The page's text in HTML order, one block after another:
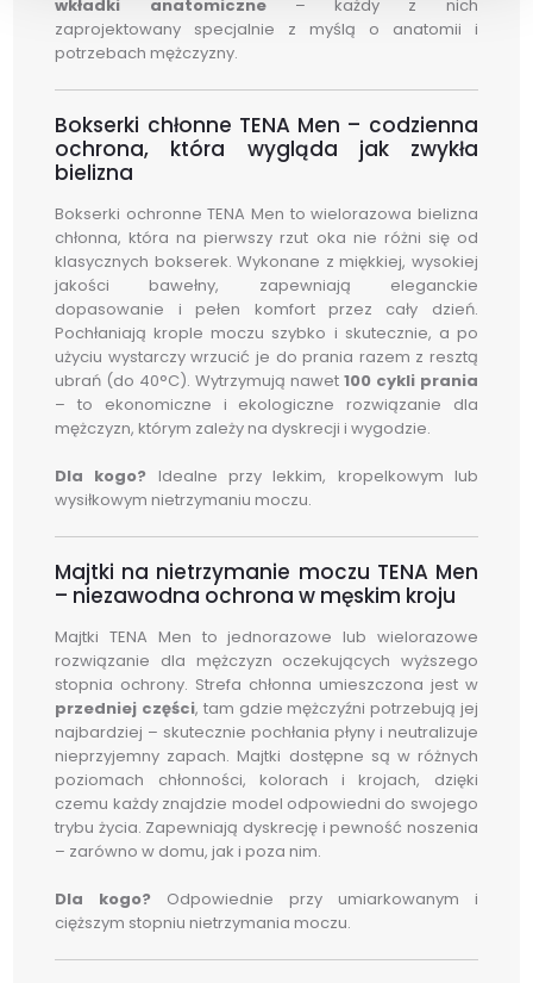
wkładki anatomiczne– każdy z nich
zaprojektowany specjalnie z myślą o anatomii i
potrzebach mężczyzny.
Bokserki chłonne TENA Men – codzienna
ochrona, która wygląda jak zwykła
bielizna
Bokserki ochronne TENA Men to wielorazowa bielizna
chłonna, która na pierwszy rzut oka nie różni się od
klasycznych bokserek. Wykonane z miękkiej, wysokiej
jakości bawełny, zapewniają eleganckie
dopasowanie i pełen komfort przez cały dzień.
Pochłaniają krople moczu szybko i skutecznie, a po
użyciu wystarczy wrzucić je do prania razem z resztą
ubrań (do 40°C). Wytrzymują nawet 100 cykli prania
– to ekonomiczne i ekologiczne rozwiązanie dla
mężczyzn, którym zależy na dyskrecji i wygodzie.
Dla kogo? Idealne przy lekkim, kropelkowym lub
wysiłkowym nietrzymaniu moczu.
Majtki na nietrzymanie moczu TENA Men
– niezawodna ochrona w męskim kroju
Majtki TENA Men to jednorazowe lub wielorazowe
rozwiązanie dla mężczyzn oczekujących wyższego
stopnia ochrony. Strefa chłonna umieszczona jest w
przedniej części, tam gdzie mężczyźni potrzebują jej
najbardziej – skutecznie pochłania płyny i neutralizuje
nieprzyjemny zapach. Majtki dostępne są w różnych
poziomach chłonności, kolorach i krojach, dzięki
czemu każdy znajdzie model odpowiedni do swojego
trybu życia. Zapewniają dyskrecję i pewność noszenia
– zarówno w domu, jak i poza nim.
Dla kogo? Odpowiednie przy umiarkowanym i
cięższym stopniu nietrzymania moczu.